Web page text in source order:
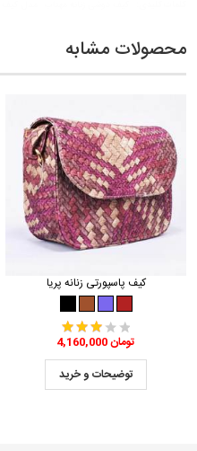
محصولات مشابه
کیف پاسپورتی زنانه پریا
4,160,000 تومان
توضیحات و خرید